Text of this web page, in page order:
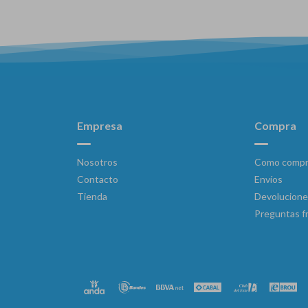
Empresa
Nosotros
Contacto
Tienda
Compra
Como
Envíos
Preguntas